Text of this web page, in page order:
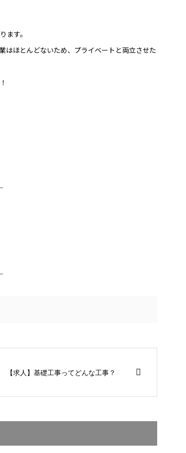
ます。
はほとんどないため、プライベートと両立させた
【求人】基礎工事ってどんな工事？